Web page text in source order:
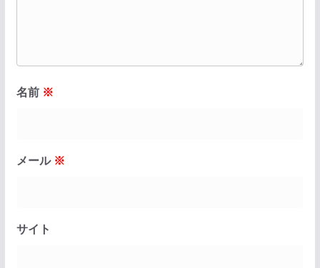
名前 ※
メール ※
サイト